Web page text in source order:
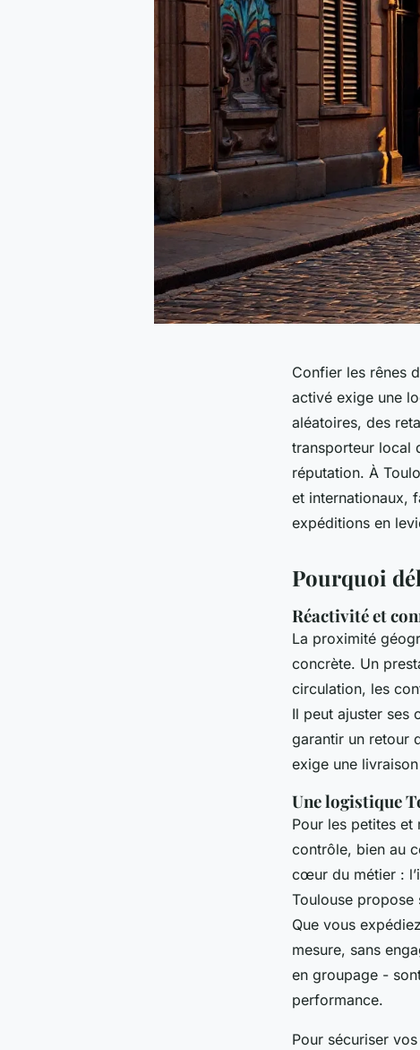
Confier les rênes
activé exige une
aléatoires, des
transporteur local
réputation. À
et internationaux,
expéditions en
Pourquoi
Réactivité et
La proximité
concrète. Un
circulation, les
Il peut ajuster ses
garantir un retour
exige une
Une logistique
Pour les petites
contrôle, bien au
cœur du métier :
Toulouse propose
Que vous
mesure, sans
en groupage -
performance.
Pour sécuriser